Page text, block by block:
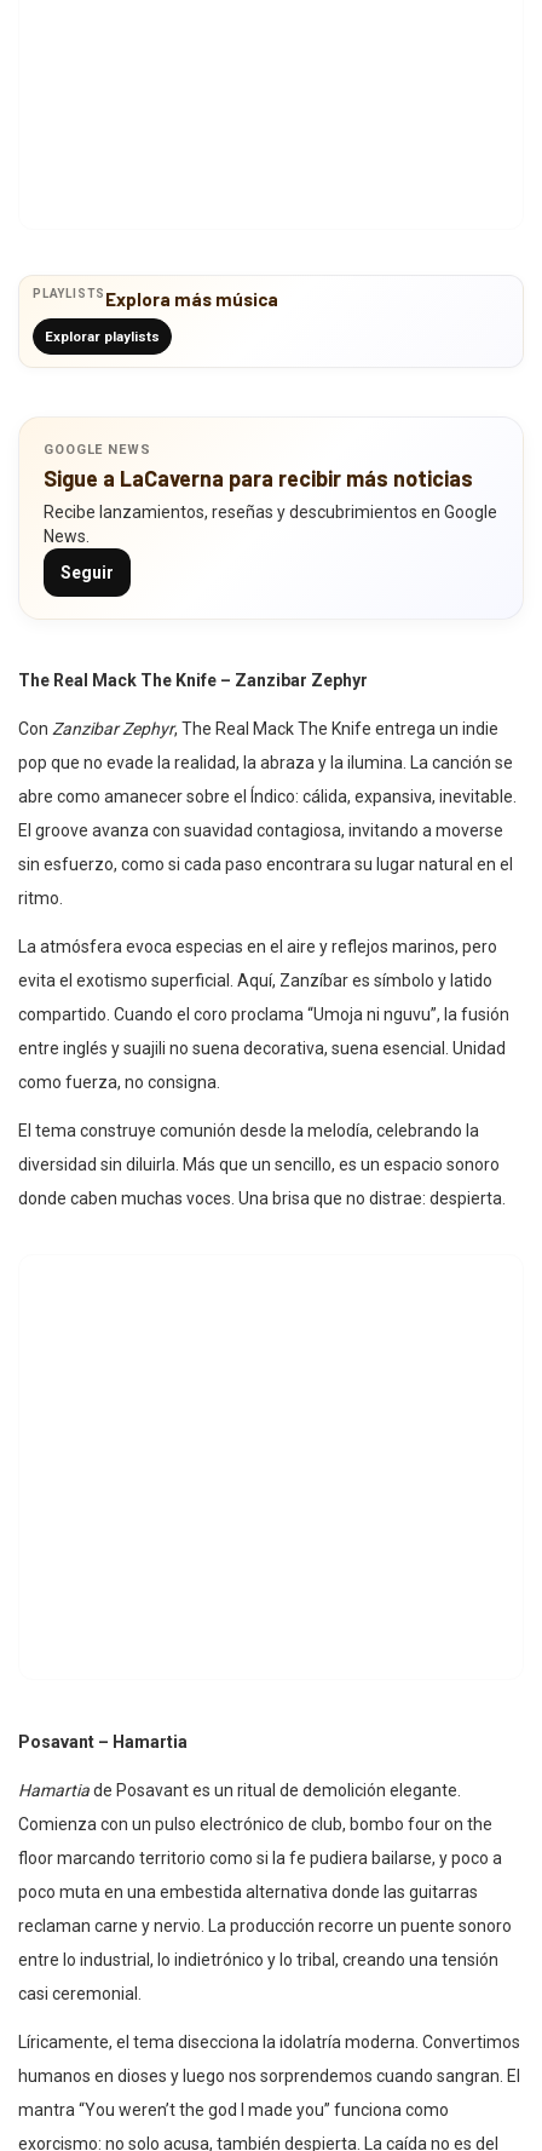
PLAYLISTS Explora más música
Explorar playlists
GOOGLE NEWS
Sigue a LaCaverna para recibir más noticias
Recibe lanzamientos, reseñas y descubrimientos en Google
News.
Seguir
The Real Mack The Knife – Zanzibar Zephyr
Con Zanzibar Zephyr, The Real Mack The Knife entrega un indie
pop que no evade la realidad, la abraza y la ilumina. La canción se
abre como amanecer sobre el Índico: cálida, expansiva, inevitable.
El groove avanza con suavidad contagiosa, invitando a moverse
sin esfuerzo, como si cada paso encontrara su lugar natural en el
ritmo.
La atmósfera evoca especias en el aire y reflejos marinos, pero
evita el exotismo superficial. Aquí, Zanzíbar es símbolo y latido
compartido. Cuando el coro proclama “Umoja ni nguvu”, la fusión
entre inglés y suajili no suena decorativa, suena esencial. Unidad
como fuerza, no consigna.
El tema construye comunión desde la melodía, celebrando la
diversidad sin diluirla. Más que un sencillo, es un espacio sonoro
donde caben muchas voces. Una brisa que no distrae: despierta.
Posavant – Hamartia
Hamartiade Posavant es un ritual de demolición elegante.
Comienza con un pulso electrónico de club, bombo four on the
floor marcando territorio como si la fe pudiera bailarse, y poco a
poco muta en una embestida alternativa donde las guitarras
reclaman carne y nervio. La producción recorre un puente sonoro
entre lo industrial, lo indietrónico y lo tribal, creando una tensión
casi ceremonial.
Líricamente, el tema disecciona la idolatría moderna. Convertimos
humanos en dioses y luego nos sorprendemos cuando sangran. El
mantra “You weren’t the god I made you” funciona como
exorcismo: no solo acusa, también despierta. La caída no es del